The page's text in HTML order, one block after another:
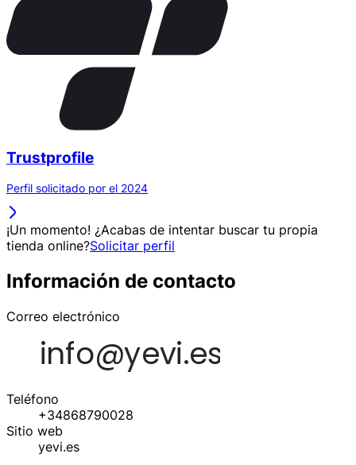
Trustprofile
Perfil solicitado por el 2024
¡Un momento! ¿Acabas de intentar buscar tu propia
tienda online?Solicitar perfil
Información de contacto
Correo electrónico
Teléfono
+34868790028
Sitio web
yevi.es